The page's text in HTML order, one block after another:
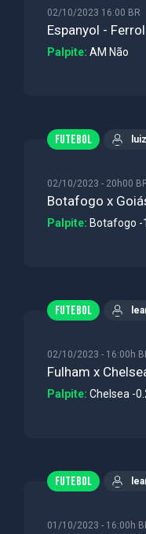
02/10/2023 16:00 BR
Espanyol - Ferrol
Palpite: AM Não
FUTEBOL
02/10/2023 - 20h00
Botafogo x
Palpite: Botafogo -
FUTEBOL
02/10/2023 - 16:00h
Fulham x
Palpite: Chelsea -
FUTEBOL
01/10/2023 - 16:00h